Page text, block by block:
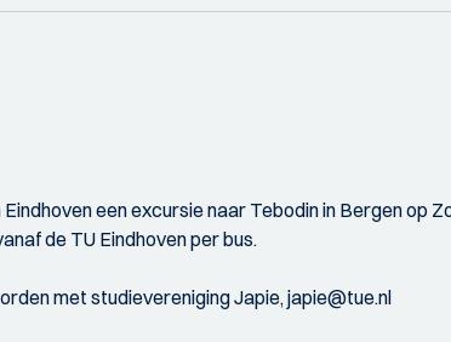
een excursie naar Tebodin in Bergen op
de TU Eindhoven per bus.
met studievereniging Japie, japie@tue.nl